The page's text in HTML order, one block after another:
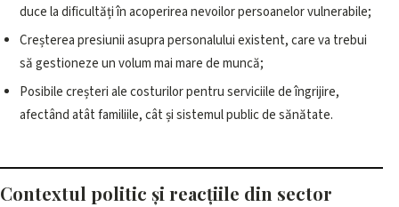
duce la dificultăți în acoperirea nevoilor persoanelor vulnerabile;
Creșterea presiunii asupra personalului existent, care va trebui
să gestioneze un volum mai mare de muncă;
Posibile creșteri ale costurilor pentru serviciile de îngrijire,
afectând atât familiile, cât și sistemul public de sănătate.
Contextul politic și reacțiile din sector